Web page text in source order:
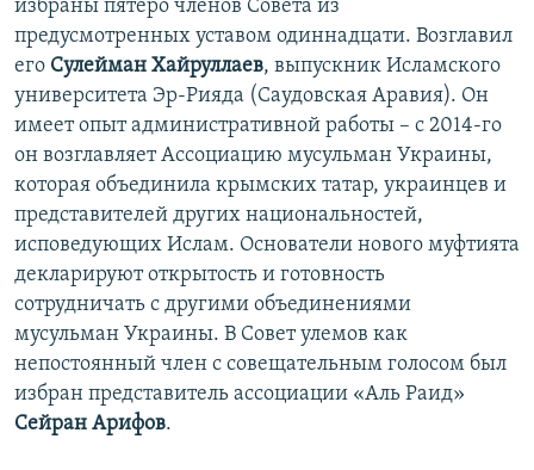
избраны пятеро членов Совета из
предусмотренных уставом одиннадцати. Возглавил
его Сулейман Хайруллаев, выпускник Исламского
университета Эр-Рияда (Саудовская Аравия). Он
имеет опыт административной работы – с 2014-го
он возглавляет Ассоциацию мусульман Украины,
которая объединила крымских татар, украинцев и
представителей других национальностей,
исповедующих Ислам. Основатели нового муфтията
декларируют открытость и готовность
сотрудничать с другими объединениями
мусульман Украины. В Совет улемов как
непостоянный член с совещательным голосом был
избран представитель ассоциации «Аль Раид»
Сейран Арифов.